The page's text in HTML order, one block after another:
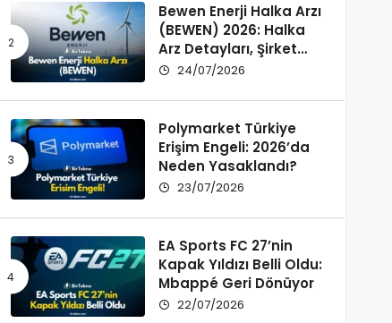
Bewen Enerji Halka Arzı
(BEWEN) 2026: Halka
Arz Detayları, Şirket
Profili ve Fon Kullanımı
24/07/2026
Polymarket Türkiye
Erişim Engeli: 2026’da
Neden Yasaklandı?
23/07/2026
EA Sports FC 27’nin
Kapak Yıldızı Belli Oldu:
Mbappé Geri Dönüyor
22/07/2026